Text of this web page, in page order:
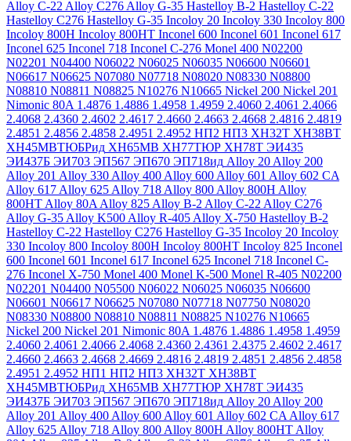
Alloy C-22 Alloy C276 Alloy G-35 Hastelloy B-2 Hastelloy C-22
Hastelloy C276 Hastelloy G-35 Incoloy 20 Incoloy 330 Incoloy 800
Incoloy 800H Incoloy 800HT Inconel 600 Inconel 601 Inconel 617
Inconel 625 Inconel 718 Inconel C-276 Monel 400 N02200
N02201 N04400 N06022 N06025 N06035 N06600 N06601
N06617 N06625 N07080 N07718 N08020 N08330 N08800
N08810 N08811 N08825 N10276 N10665 Nickel 200 Nickel 201
Nimonic 80A 1.4876 1.4886 1.4958 1.4959 2.4060 2.4061 2.4066
2.4068 2.4360 2.4602 2.4617 2.4660 2.4663 2.4668 2.4816 2.4819
2.4851 2.4856 2.4858 2.4951 2.4952 НП2 НП3 ХН32Т ХН38ВТ
ХН45МВТЮБРид ХН65МВ ХН77ТЮР ХН78Т ЭИ435
ЭИ437Б ЭИ703 ЭП567 ЭП670 ЭП718ид Alloy 20 Alloy 200
Alloy 201 Alloy 330 Alloy 400 Alloy 600 Alloy 601 Alloy 602 CA
Alloy 617 Alloy 625 Alloy 718 Alloy 800 Alloy 800H Alloy
800HT Alloy 80A Alloy 825 Alloy B-2 Alloy C-22 Alloy C276
Alloy G-35 Alloy K500 Alloy R-405 Alloy X-750 Hastelloy B-2
Hastelloy C-22 Hastelloy C276 Hastelloy G-35 Incoloy 20 Incoloy
330 Incoloy 800 Incoloy 800H Incoloy 800HT Incoloy 825 Inconel
600 Inconel 601 Inconel 617 Inconel 625 Inconel 718 Inconel C-
276 Inconel X-750 Monel 400 Monel K-500 Monel R-405 N02200
N02201 N04400 N05500 N06022 N06025 N06035 N06600
N06601 N06617 N06625 N07080 N07718 N07750 N08020
N08330 N08800 N08810 N08811 N08825 N10276 N10665
Nickel 200 Nickel 201 Nimonic 80A 1.4876 1.4886 1.4958 1.4959
2.4060 2.4061 2.4066 2.4068 2.4360 2.4361 2.4375 2.4602 2.4617
2.4660 2.4663 2.4668 2.4669 2.4816 2.4819 2.4851 2.4856 2.4858
2.4951 2.4952 НП1 НП2 НП3 ХН32Т ХН38ВТ
ХН45МВТЮБРид ХН65МВ ХН77ТЮР ХН78Т ЭИ435
ЭИ437Б ЭИ703 ЭП567 ЭП670 ЭП718ид Alloy 20 Alloy 200
Alloy 201 Alloy 400 Alloy 600 Alloy 601 Alloy 602 CA Alloy 617
Alloy 625 Alloy 718 Alloy 800 Alloy 800H Alloy 800HT Alloy